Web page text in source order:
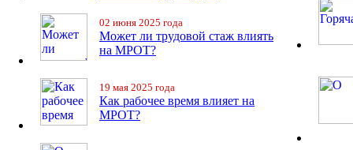
02 июня 2025 года
Может ли трудовой стаж влиять
на МРОТ?
19 мая 2025 года
Как рабочее время влияет на
МРОТ?